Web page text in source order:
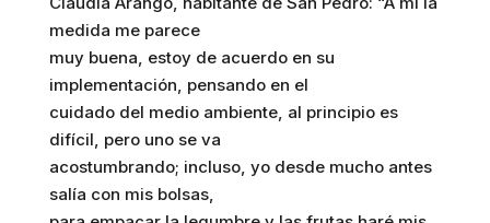
medida me parece
muy buena, estoy de acuerdo en su
implementación, pensando en el
cuidado del medio ambiente, al principio es
difícil, pero uno se va
acostumbrando; incluso, yo desde mucho antes
salía con mis bolsas,